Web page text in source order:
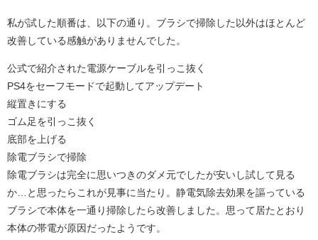
私が試した順番は、以下の通り。ブラシで掃除した以外はほとんど
改善している感触がありませんでした。
公式で紹介された電源ケーブルを引っこ抜く
PS4をセーフモードで起動してアップデート
縦置きにする
ゴム足を引っこ抜く
底部を上げる
除電ブラシで掃除
除電ブラシは完全に思いつきのダメ元でしたが安いし試して見る
か…と思ったらこれが見事に当たり。 静電気除去効果を謳っている
ブラシで本体を一通り掃除したら改善しました。 思って居たとおり
本体の帯電が原因だったようです。